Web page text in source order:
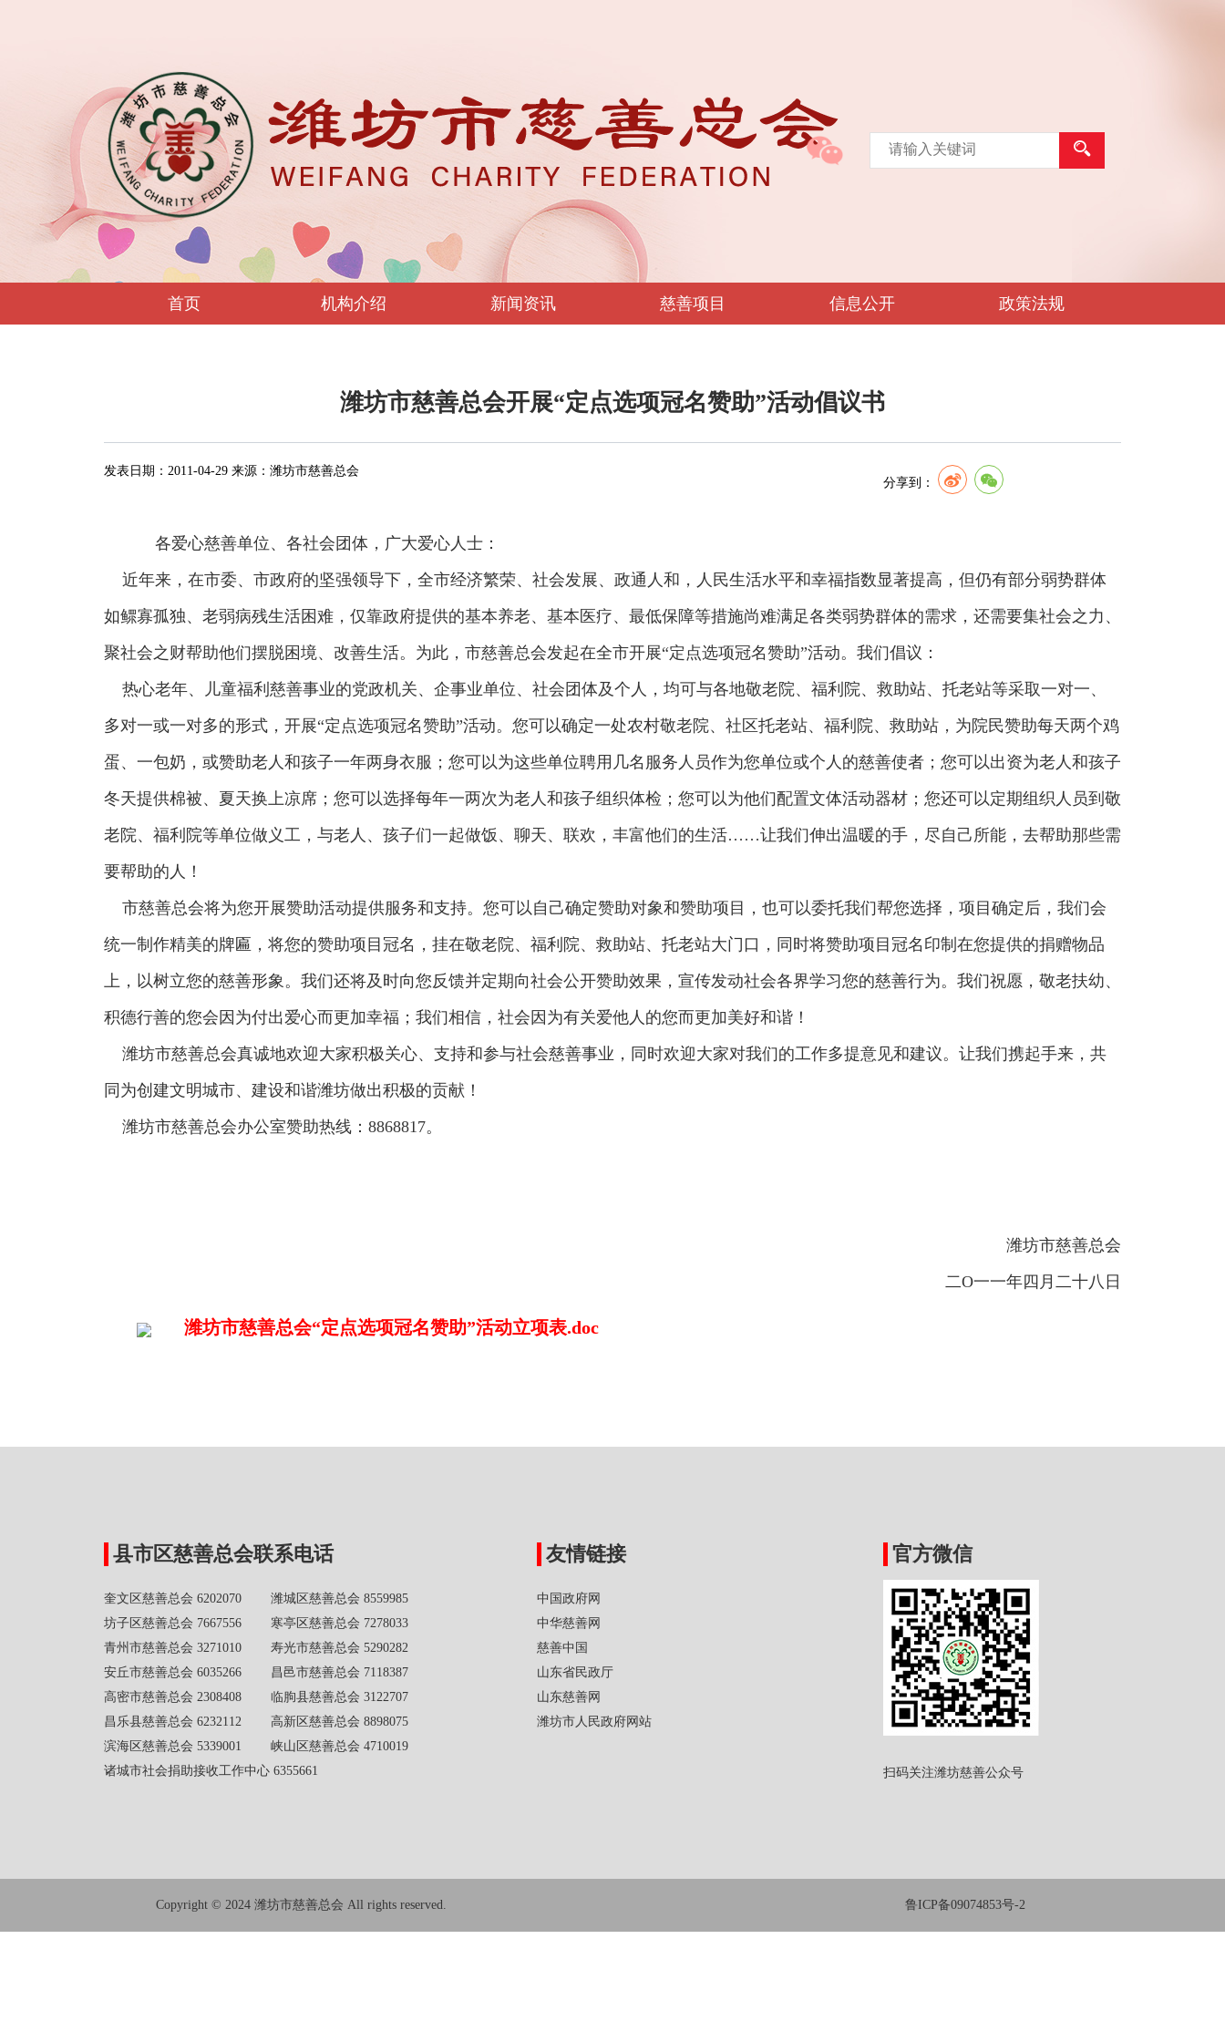
首页 机构介绍 新闻资讯 慈善项目 信息公开 政策法规
潍坊市慈善总会开展“定点选项冠名赞助”活动倡议书
发表日期： 2011-04-29 来源： 潍坊市慈善总会
分享到：
各爱心慈善单位、各社会团体，广大爱心人士：
近年来，在市委、市政府的坚强领导下，全市经济繁荣、社会发展、政通人和，人民生活水平和幸福指数显著提高，但仍有部分弱势群体
如鳏寡孤独、老弱病残生活困难，仅靠政府提供的基本养老、基本医疗、最低保障等措施尚难满足各类弱势群体的需求，还需要集社会之力、
聚社会之财帮助他们摆脱困境、改善生活。为此，市慈善总会发起在全市开展“定点选项冠名赞助”活动。我们倡议：
热心老年、儿童福利慈善事业的党政机关、企事业单位、社会团体及个人，均可与各地敬老院、福利院、救助站、托老站等采取一对一、
多对一或一对多的形式，开展“定点选项冠名赞助”活动。您可以确定一处农村敬老院、社区托老站、福利院、救助站，为院民赞助每天两个鸡
蛋、一包奶，或赞助老人和孩子一年两身衣服；您可以为这些单位聘用几名服务人员作为您单位或个人的慈善使者；您可以出资为老人和孩子
冬天提供棉被、夏天换上凉席；您可以选择每年一两次为老人和孩子组织体检；您可以为他们配置文体活动器材；您还可以定期组织人员到敬
老院、福利院等单位做义工，与老人、孩子们一起做饭、聊天、联欢，丰富他们的生活……让我们伸出温暖的手，尽自己所能，去帮助那些需
要帮助的人！
市慈善总会将为您开展赞助活动提供服务和支持。您可以自己确定赞助对象和赞助项目，也可以委托我们帮您选择，项目确定后，我们会
统一制作精美的牌匾，将您的赞助项目冠名，挂在敬老院、福利院、救助站、托老站大门口，同时将赞助项目冠名印制在您提供的捐赠物品
上，以树立您的慈善形象。我们还将及时向您反馈并定期向社会公开赞助效果，宣传发动社会各界学习您的慈善行为。我们祝愿，敬老扶幼、
积德行善的您会因为付出爱心而更加幸福；我们相信，社会因为有关爱他人的您而更加美好和谐！
潍坊市慈善总会真诚地欢迎大家积极关心、支持和参与社会慈善事业，同时欢迎大家对我们的工作多提意见和建议。让我们携起手来，共
同为创建文明城市、建设和谐潍坊做出积极的贡献！
潍坊市慈善总会办公室赞助热线：8868817。
潍坊市慈善总会
二O一一年四月二十八日
潍坊市慈善总会“定点选项冠名赞助”活动立项表.doc
县市区慈善总会联系电话
奎文区慈善总会 6202070 潍城区慈善总会 8559985
坊子区慈善总会 7667556 寒亭区慈善总会 7278033
青州市慈善总会 3271010 寿光市慈善总会 5290282
安丘市慈善总会 6035266 昌邑市慈善总会 7118387
高密市慈善总会 2308408 临朐县慈善总会 3122707
昌乐县慈善总会 6232112 高新区慈善总会 8898075
滨海区慈善总会 5339001 峡山区慈善总会 4710019
诸城市社会捐助接收工作中心 6355661
友情链接
中国政府网
中华慈善网
慈善中国
山东省民政厅
山东慈善网
潍坊市人民政府网站
官方微信
扫码关注潍坊慈善公众号
Copyright © 2024 潍坊市慈善总会 All rights reserved. 鲁ICP备09074853号-2